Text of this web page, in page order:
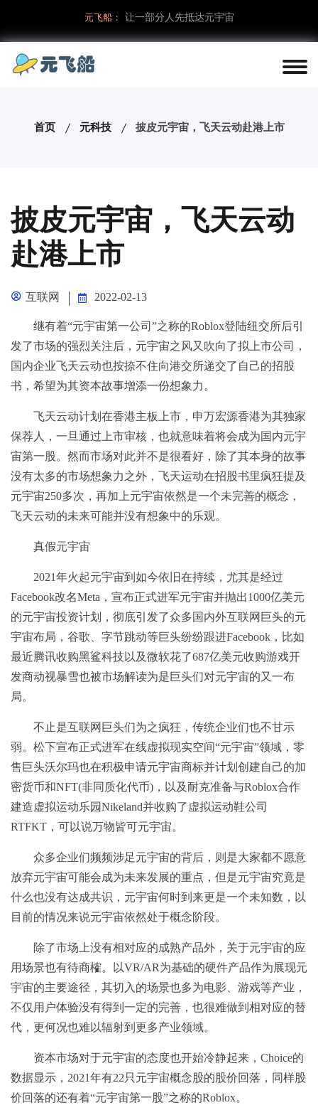
元飞船： 让一部分人先抵达元宇宙
首页 元科技 披皮元宇宙，飞天云动赴港上市
披皮元宇宙，飞天云动
赴港上市
互联网 2022-02-13
继有着“元宇宙第一公司”之称的Roblox登陆纽交所后引
发了市场的强烈关注后，元宇宙之风又吹向了拟上市公司，
国内企业飞天云动也按捺不住向港交所递交了自己的招股
书，希望为其资本故事增添一份想象力。
飞天云动计划在香港主板上市，申万宏源香港为其独家
保荐人，一旦通过上市审核，也就意味着将会成为国内元宇
宙第一股。然而市场对此并不是很看好，除了其本身的故事
没有太多的市场想象力之外，飞天运动在招股书里疯狂提及
元宇宙250多次，再加上元宇宙依然是一个未完善的概念，
飞天云动的未来可能并没有想象中的乐观。
真假元宇宙
2021年火起元宇宙到如今依旧在持续，尤其是经过
Facebook改名Meta，宣布正式进军元宇宙并抛出1000亿美元
的元宇宙投资计划，彻底引发了众多国内外互联网巨头的元
宇宙布局，谷歌、字节跳动等巨头纷纷跟进Facebook，比如
最近腾讯收购黑鲨科技以及微软花了687亿美元收购游戏开
发商动视暴雪也被市场解读为是巨头们对元宇宙的又一布
局。
不止是互联网巨头们为之疯狂，传统企业们也不甘示
弱。松下宣布正式进军在线虚拟现实空间“元宇宙”领域，零
售巨头沃尔玛也在积极申请元宇宙商标并计划创建自己的加
密货币和NFT(非同质化代币)，以及耐克准备与Roblox合作
建造虚拟运动乐园Nikeland并收购了虚拟运动鞋公司
RTFKT，可以说万物皆可元宇宙。
众多企业们频频涉足元宇宙的背后，则是大家都不愿意
放弃元宇宙可能会成为未来发展的重点，但是元宇宙究竟是
什么也没有达成共识，元宇宙何时到来更是一个未知数，以
目前的情况来说元宇宙依然处于概念阶段。
除了市场上没有相对应的成熟产品外，关于元宇宙的应
用场景也有待商榷。以VR/AR为基础的硬件产品作为展现元
宇宙的主要途径，其切入的场景也多为电影、游戏等产业，
不仅用户体验没有得到一定的完善，也很难做到相对应的替
代，更何况也难以辐射到更多产业领域。
资本市场对于元宇宙的态度也开始冷静起来，Choice的
数据显示，2021年有22只元宇宙概念股的股价回落，同样股
价回落的还有着“元宇宙第一股”之称的Roblox。